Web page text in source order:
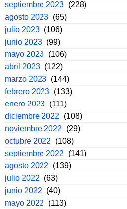
septiembre 2023 (228)
agosto 2023 (65)
julio 2023 (106)
junio 2023 (99)
mayo 2023 (106)
abril 2023 (122)
marzo 2023 (144)
febrero 2023 (133)
enero 2023 (111)
diciembre 2022
(108)
noviembre 2022
(29)
octubre 2022
(108)
septiembre 2022
(141)
agosto 2022
(139)
julio 2022
(63)
junio 2022
(40)
mayo 2022
(113)